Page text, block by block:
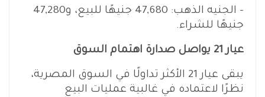
– الجنيه الذهب: 47,680 جنيهًا للبيع، و47,280
جنيهًا للشراء.
عيار 21 يواصل صدارة اهتمام السوق
يبقى عيار 21 الأكثر تداولًا في السوق المصرية،
نظرًا لاعتماده في غالبية عمليات البيع